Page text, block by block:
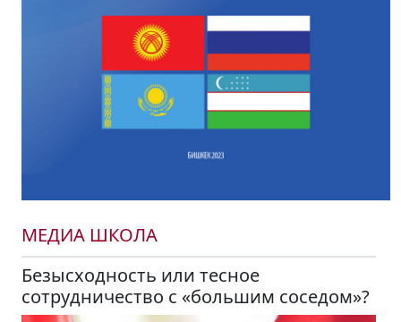
МЕДИА ШКОЛА
Безысходность или тесное
сотрудничество с «большим соседом»?